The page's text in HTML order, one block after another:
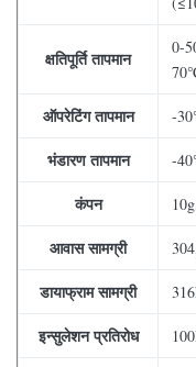
क्षतिपूर्ति तापमान
0-
ऑपरेटिंग तापमान -
भंडारण तापमान -
कंपन
आवास सामग्री
डायाफ्राम सामग्री
इन्सुलेशन प्रतिरोध